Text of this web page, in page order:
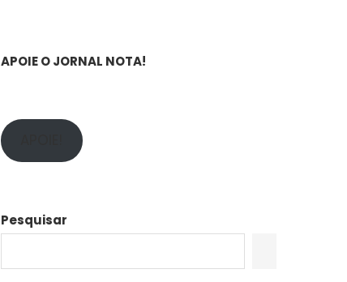
APOIE O JORNAL NOTA!
Pesquisar